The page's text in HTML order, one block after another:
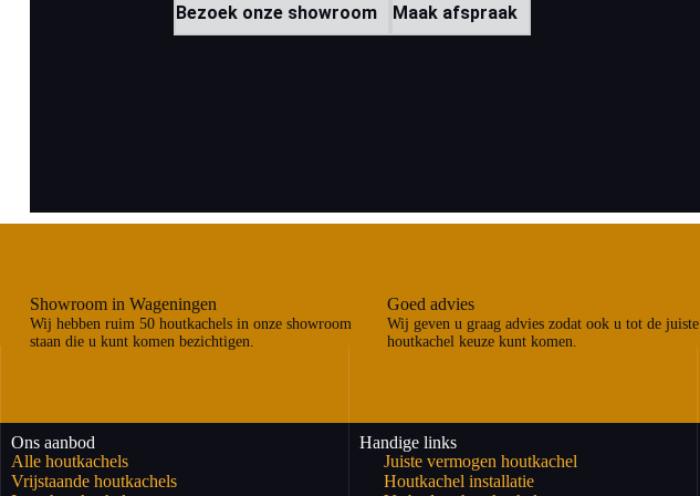
Bezoek onze showroom Maak afspraak
Showroom in Wageningen
Wij hebben ruim 50 houtkachels in onze showroom
staan die u kunt komen bezichtigen.
Goed advies
Wij geven u graag advies zodat ook u tot de juiste
houtkachel keuze kunt komen.
Ons aanbod
Alle houtkachels
Vrijstaande houtkachels
Handige links
Juiste vermogen houtkachel
Houtkachel installatie